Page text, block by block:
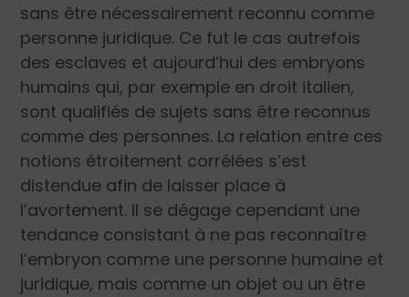
sans être nécessairement reconnu comme
personne juridique. Ce fut le cas autrefois
des esclaves et aujourd’hui des embryons
humains qui, par exemple en droit italien,
sont qualifiés de sujets sans être reconnus
comme des personnes. La relation entre ces
notions étroitement corrélées s’est
distendue afin de laisser place à
l’avortement. Il se dégage cependant une
tendance consistant à ne pas reconnaître
l’embryon comme une personne humaine et
juridique, mais comme un objet ou un être